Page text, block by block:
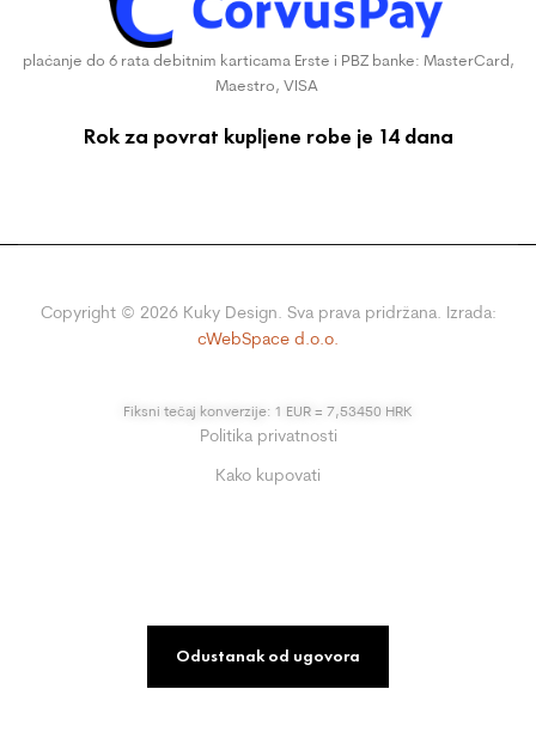
plaćanje do 6 rata debitnim karticama Erste i PBZ banke: MasterCard,
Maestro, VISA
Rok za povrat kupljene robe je 14 dana
Copyright © 2026Kuky Design. Sva prava pridržana. Izrada:
cWebSpace d.o.o.
Fiksni tečaj konverzije: 1 EUR = 7,53450 HRK
Politika privatnosti
Kako kupovati
Odustanak od ugovora